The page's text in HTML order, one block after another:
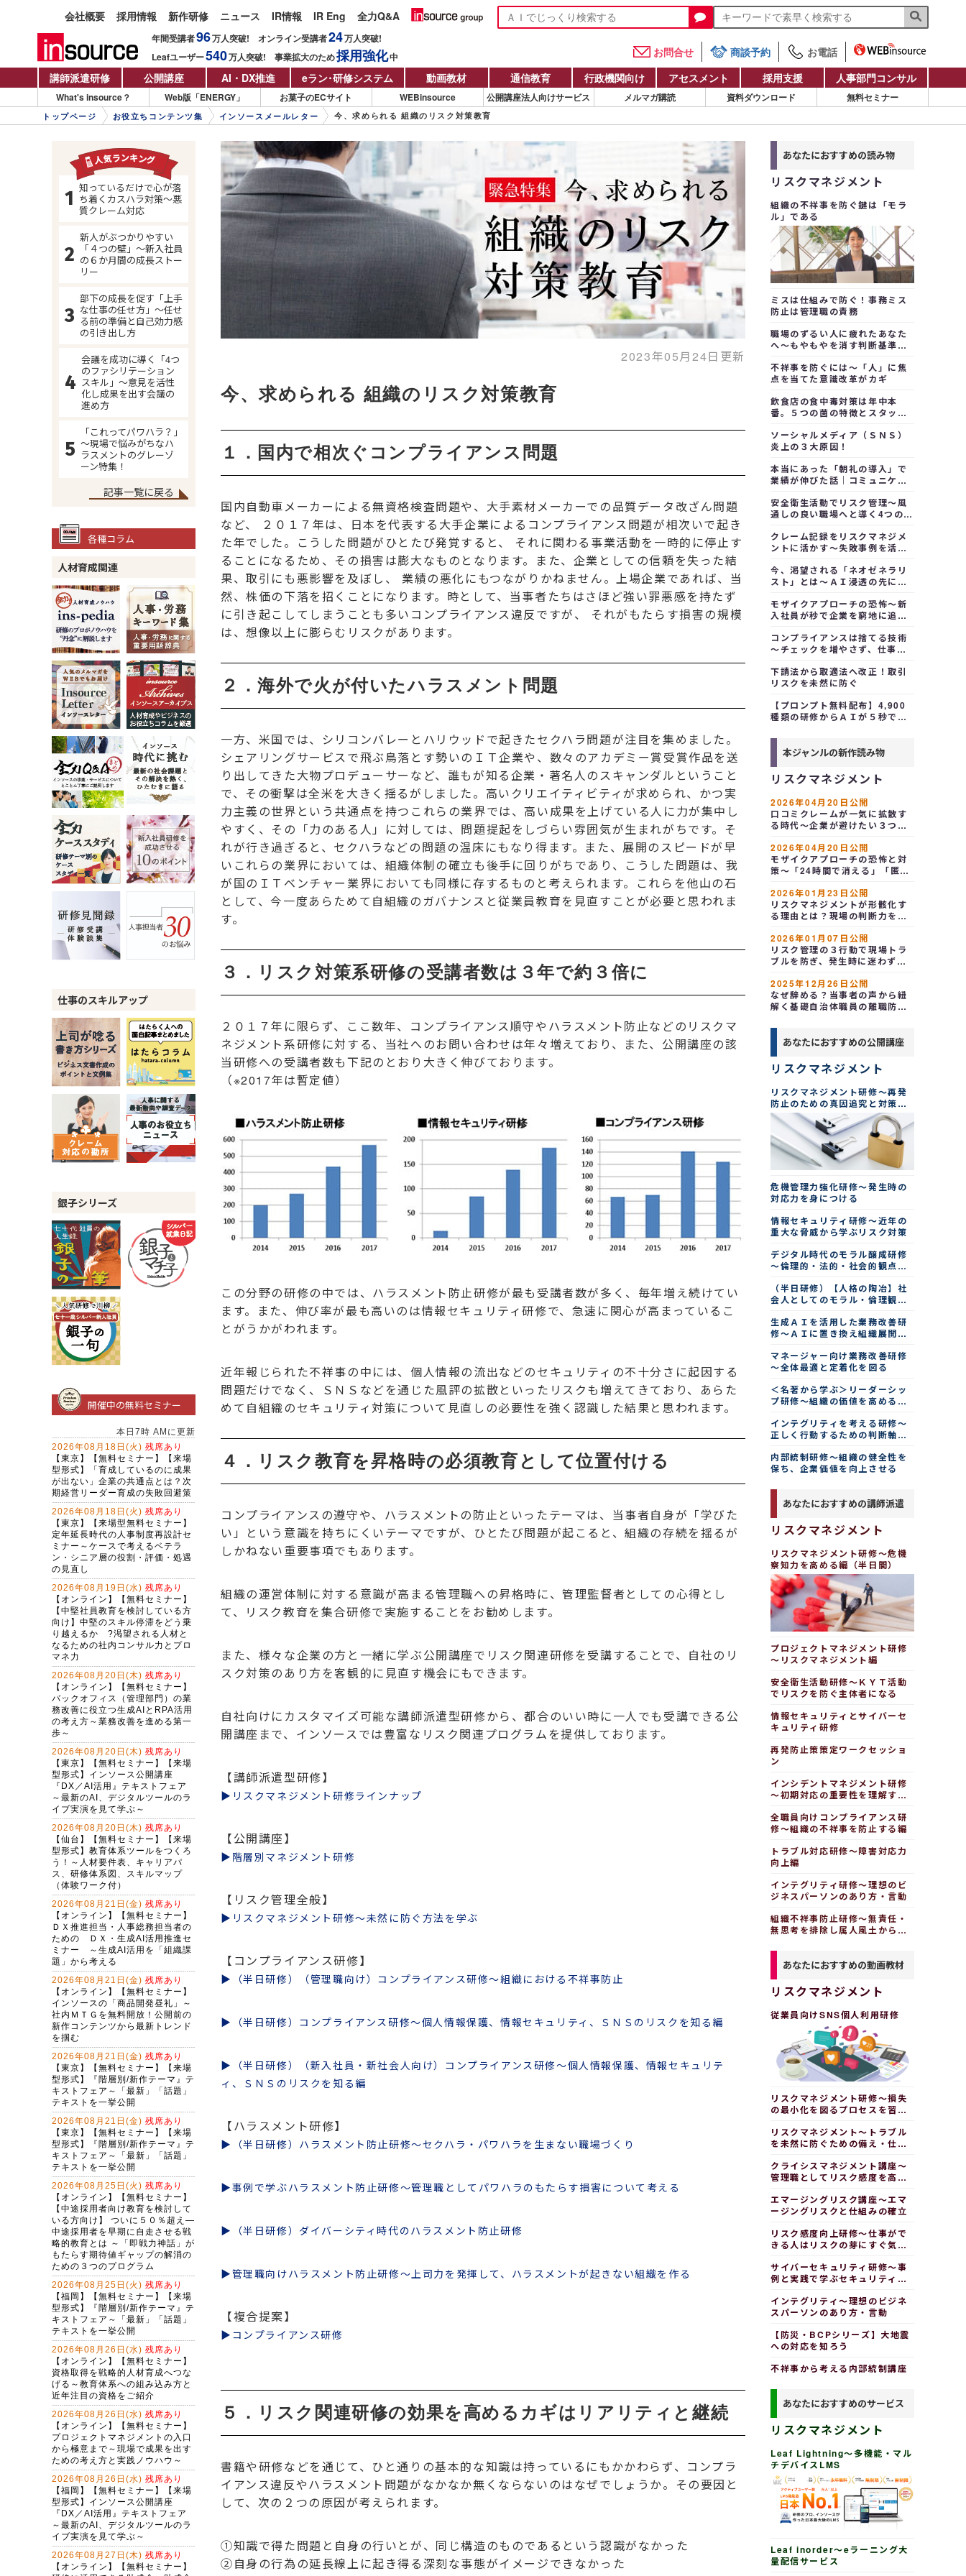
会社概要 採用情報 新作研修 ニュース IR情報 IR Eng 全力Q&A
年間受講者96万人突破! オンライン受講者24万人突破!
Leafユーザー540万人突破! 事業拡大のため採用強化中 お問合せ 商談予約
お電話
講師派遣研修
公開講座 AI・DX推進 eラン・研修システム 動画教材 通信教育 行政機関向け アセスメント 採用支援 人事部門コンサル
What's insource？ Web版「ENERGY」 お菓子のECサイト WEBinsource 公開講座法人向けサービス メルマガ購読 資料ダウンロード 無料セミナー
トップページ お役立ちコンテンツ集 インソースメールレター 今、求められる 組織のリスク対策教育
2023年05月24日更新
今、求められる 組織のリスク対策教育
１．国内で相次ぐコンプライアンス問題
国内自動車メーカーによる無資格検査問題や、大手素材メーカーでの品質データ改ざん問題
など、 ２０１７年は、日本を代表する大手企業によるコンプライアンス問題が相次いで起き
た年でした。こうした問題がひとたび発覚すると、 それに関わる事業活動を一時的に停止す
ることになるため、その損害は膨大なものとなります。また、企業としての信頼を失った結
果、取引にも悪影響を及ぼし、 業績の悪化にもつながりかねません。上場企業であれば、当
然、株価の下落を招くことになります。時として、当事者たちはさほど強い罪悪感を持たず
に引き起こしてしまうことも多いコンプライアンス違反ですが、 それがもたらす損害の規模
は、想像以上に膨らむリスクがあります。
２．海外で火が付いたハラスメント問題
一方、米国では、シリコンバレーとハリウッドで起きたセクハラ問題が注目を集めました。
シェアリングサービスで飛ぶ鳥落とす勢いのＩＴ企業や、数々のアカデミー賞受賞作品を送
り出してきた大物プロデューサーなど、誰もが知る企業・著名人のスキャンダルということ
で、その衝撃は全米を大きく揺るがしました。高いクリエイティビティが求められ、かつ実
力主義の世界という共通点を持つこれらの業界では、高い成果を上げている人に力が集中し
やすく、その「力のある人」に対しては、問題提起をしづらい雰囲気が生まれがちです。そ
れが行き過ぎると、セクハラなどの問題の温床にもなり得ます。また、展開のスピードが早
いこれらの業界においては、組織体制の確立も後手に回りがちであり、こうした問題は、我
が国のＩＴベンチャー業界においても同様に存するものと考えられます。これらを他山の石
として、今一度あらためて自組織のガバナンスと従業員教育を見直すことが必要と思われま
す。
３．リスク対策系研修の受講者数は３年で約３倍に
２０１７年に限らず、ここ数年、コンプライアンス順守やハラスメント防止などのリスクマ
ネジメント系研修に対する、当社へのお問い合わせは年々増えており、また、公開講座の該
当研修への受講者数も下記のとおり大きく伸びております。
（※2017年は暫定値）
この分野の研修の中では、ハラスメント防止研修が最も受講者数が多く、毎年増え続けてい
ます。また、伸び率が最も高いのは情報セキュリティ研修で、急速に関心が高まっているこ
とがうかがわれます。
近年報じられた不祥事の中には、個人情報の流出などのセキュリティの不十分さに起因する
問題だけでなく、ＳＮＳなどを通じた風評の拡散といったリスクも増えてきており、あらた
めて自組織のセキュリティ対策について見直しの必要性を強く認識した結果と思われます。
４．リスク教育を昇格時の必須教育として位置付ける
コンプライアンスの遵守や、ハラスメントの防止といったテーマは、当事者自身が「学びた
い」という意識を持ちにくいテーマですが、ひとたび問題が起こると、組織の存続を揺るが
しかねない重要事項でもあります。
組織の運営体制に対する意識が高まる管理職への昇格時に、管理監督者としての心得とし
て、リスク教育を集合研修で実施することをお勧めします。
また、様々な企業の方と一緒に学ぶ公開講座でリスク関連研修を受講することで、自社のリ
スク対策のあり方を客観的に見直す機会にもできます。
自社向けにカスタマイズ可能な講師派遣型研修から、都合のいい時に一人でも受講できる公
開講座まで、インソースでは豊富なリスク関連プログラムを提供しております。
【講師派遣型研修】
▶リスクマネジメント研修ラインナップ
【公開講座】
▶階層別マネジメント研修
【リスク管理全般】
▶リスクマネジメント研修～未然に防ぐ方法を学ぶ
【コンプライアンス研修】
▶（半日研修）（管理職向け）コンプライアンス研修～組織における不祥事防止
▶（半日研修）コンプライアンス研修～個人情報保護、情報セキュリティ、ＳＮＳのリスクを知る編
▶（半日研修）（新入社員・新社会人向け）コンプライアンス研修～個人情報保護、情報セキュリテ
ィ、ＳＮＳのリスクを知る編
【ハラスメント研修】
▶（半日研修）ハラスメント防止研修～セクハラ・パワハラを生まない職場づくり
▶事例で学ぶハラスメント防止研修～管理職としてパワハラのもたらす損害について考える
▶（半日研修）ダイバーシティ時代のハラスメント防止研修
▶管理職向けハラスメント防止研修～上司力を発揮して、ハラスメントが起きない組織を作る
【複合提案】
▶コンプライアンス研修
５．リスク関連研修の効果を高めるカギはリアリティと継続
書籍や研修などを通じて、ひと通りの基本的な知識は持っているにもかかわらず、コンプラ
イアンス違反やハラスメント問題がなかなか無くならないのはなぜでしょうか。その要因と
して、次の２つの原因が考えられます。
①知識で得た問題と自身の行いとが、同じ構造のものであるという認識がなかった
②自身の行為の延長線上に起き得る深刻な事態がイメージできなかった
知っているだけで心が落
ち着くカスハラ対策～悪
質クレーム対応
新人がぶつかりやすい
「４つの壁」～新入社員
の６か月間の成長ストー
リー
部下の成長を促す「上手
な仕事の任せ方」～任せ
る前の準備と自己効力感
の引き出し方
会議を成功に導く「4つ
のファシリテーション
スキル」～意見を活性
化し成果を出す会議の
進め方
「これってパワハラ？」
～現場で悩みがちなハ
ラスメントのグレーゾ
ーン特集！
記事一覧に戻る
各種コラム
人材育成関連
仕事のスキルアップ
銀子シリーズ
開催中の無料セミナー
あなたにおすすめの読み物
リスクマネジメント
組織の不祥事を防ぐ鍵は「モラ
ル」である
ミスは仕組みで防ぐ！事務ミス
防止は管理職の責務
職場のずるい人に疲れたあなた
へ～もやもやを消す判断基準を
不祥事を防ぐには～「人」に焦
点を当てた意識改革がカギ
飲食店の食中毒対策は年中本
番。５つの菌の特徴とスタッフ
ソーシャルメディア（ＳＮＳ）
炎上の３大原因！
本当にあった「朝礼の導入」で
業績が伸びた話｜コミュニケー
安全衛生活動でリスク管理～風
通しの良い職場へと導く4つのポ
クレーム記録をリスクマネジメ
ントに活かす～失敗事例を活か
今、渇望される「ネオゼネラリ
スト」とは～ＡＩ浸透の先にあ
モザイクアプローチの恐怖～新
入社員が秒で企業を窮地に追い
コンプライアンスは捨てる技術
～チェックを増やさず、仕事を
下請法から取適法へ改正！取引
リスクを未然に防ぐ
【プロンプト無料配布】4,900
種類の研修からＡＩが５秒で選
本ジャンルの新作読み物
リスクマネジメント
2026年04月20日公開
口コミクレームが一気に拡散す
る時代～企業が避けたい３つの
2026年04月20日公開
モザイクアプローチの恐怖と対
策～「24時間で消える」「匿名
が秒で企業を窮地に追い込む
2026年01月23日公開
リスクマネジメントが形骸化す
る理由とは？現場の判断力を養
2026年01月07日公開
リスク管理の３行動で現場トラ
ブルを防ぎ、発生時に迷わず動
の実践術
2025年12月26日公開
なぜ辞める？当事者の声から紐
解く基礎自治体職員の離職防止
価・環境・やりがい改革
あなたにおすすめの公開講座
リスクマネジメント
リスクマネジメント研修～再発
防止のための真因追究と対策の
徹底
危機管理力強化研修～発生時の
対応力を身につける
情報セキュリティ研修～近年の
重大な脅威から学ぶリスク対策
デジタル時代のモラル醸成研修
～倫理的・法的・社会的観点で
（半日研修）【人格の陶冶】社
会人としてのモラル・倫理観を
生成ＡＩを活用した業務改善研
修～ＡＩに置き換え組織展開す
マネージャー向け業務改善研修
～全体最適と定着化を図る
＜名著から学ぶ＞リーダーシッ
プ研修～組織の価値を高める真
インテグリティを考える研修～
正しく行動するための判断軸を
内部統制研修～組織の健全性を
保ち、企業価値を向上させる
あなたにおすすめの講師派遣
リスクマネジメント
リスクマネジメント研修～危機
察知力を高める編（半日間）
プロジェクトマネジメント研修
～リスクマネジメント編
安全衛生活動研修～ＫＹＴ活動
でリスクを防ぐ主体者になる
情報セキュリティとサイバーセ
キュリティ研修
再発防止策策定ワークセッショ
ン
インシデントマネジメント研修
～初期対応の重要性を理解する
全職員向けコンプライアンス研
修～組織の不祥事を防止する編
トラブル対応研修～障害対応力
向上編
インテグリティ研修～理想のビ
ジネスパーソンのあり方・言動
組織不祥事防止研修～無責任・
無思考を排除し属人風土から脱
あなたにおすすめの動画教材
リスクマネジメント
従業員向けSNS個人利用研修
リスクマネジメント研修～損失
の最小化を図るプロセスを習得
リスクマネジメント～トラブル
を未然に防ぐための備え・仕組
クライシスマネジメント講座～
管理職としてリスク感度を高め
エマージングリスク講座～エマ
ージングリスクと仕組みの確立
リスク感度向上研修～仕事がで
きる人はリスクの芽にすぐ気づ
サイバーセキュリティ研修～事
例と実践で学ぶセキュリティの
インテグリティ～理想のビジネ
スパーソンのあり方・言動
【防災・BCPシリーズ】大地震
への対応を知ろう
不祥事から考える内部統制講座
あなたにおすすめのサービス
リスクマネジメント
Leaf Lightning～多機能・マル
チデバイスLMS
Leaf inorder～eラーニング大
量配信サービス